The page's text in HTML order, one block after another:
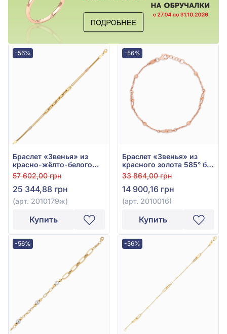
-56%
Браслет «Звенья» из
красно-жёлто-белого
золота 585° без вставок,
арт. 2010179ж
57 602,00 грн
25 344,88 грн
(арт. 2010179ж)
Купить
-56%
Браслет «Звенья» из
красного золота 585° без
вставки, арт. 2010016
33 864,00 грн
14 900,16 грн
(арт. 2010016)
Купить
-56% -56%